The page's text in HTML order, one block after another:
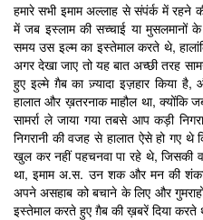
हमारे सभी इमाम अल्लाह से संपंर्क में
में जब इस्लाम की सच्चाई या मुसलमानों
समय उस इल्म का इस्तेमाल करते थे,
अगर देखा जाए तो यह बात अच्छी तरह
हुए इल्मे ग़ैब का ज़्यादा इज़हार किया
हालात और ख़तरनाक माहौल था,
सामर्रा ले जाया गया तबसे आप कड़ी
निगरानी की वजह से हालात ऐसे हो गए
खुल कर नहीं पहचनवा पा रहे थे,
था, इमाम अ.स. उन शक और मन की
अपने असहाब को बचाने के लिए और
इस्तेमाल करते हुए ग़ैब की ख़बरें दिया करते